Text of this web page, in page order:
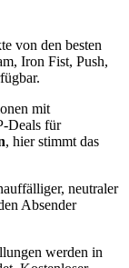
von den besten
Iron Fist, Push,
mit
Deals für
, hier stimmt das
neutraler
Absender
werden in